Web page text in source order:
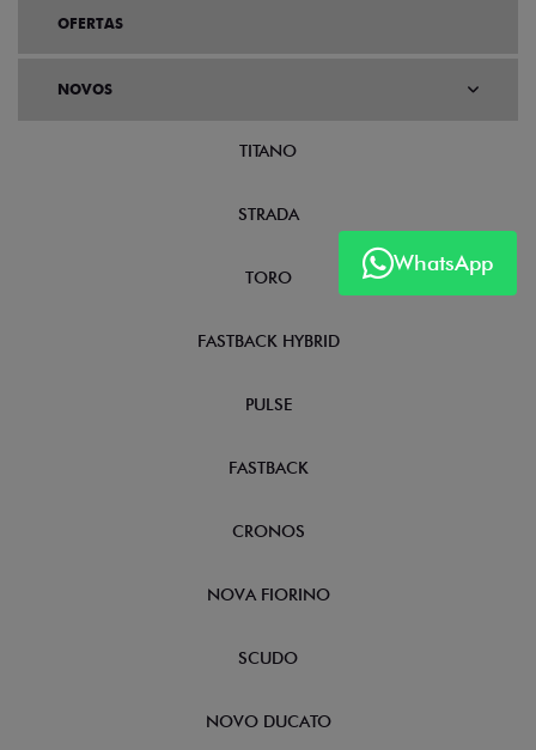
WhatsApp
OFERTAS
NOVOS
TITANO
STRADA
TORO
FASTBACK HYBRID
PULSE
FASTBACK
CRONOS
NOVA FIORINO
SCUDO
NOVO DUCATO